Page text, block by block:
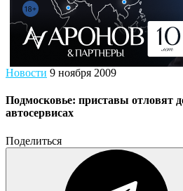
Новости 9 ноября 2009
Подмосковье: приставы отловят
автосервисах
Поделиться